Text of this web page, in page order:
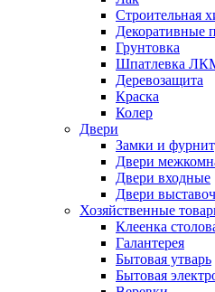
Строительная
Декоративные
Грунтовка
Шпатлевка
Деревозащита
Краска
Колер
Двери
Замки и
Двери
Двери входные
Двери
Хозяйственные
Клеенка
Галантерея
Бытовая утварь
Бытовая